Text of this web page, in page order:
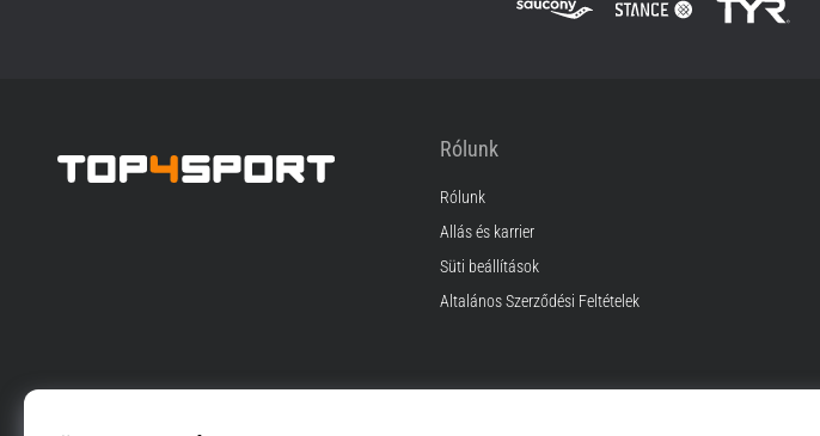
Rólunk
Rólunk
Állás és karrier
Süti beállítások
Általános Szerződési Feltételek